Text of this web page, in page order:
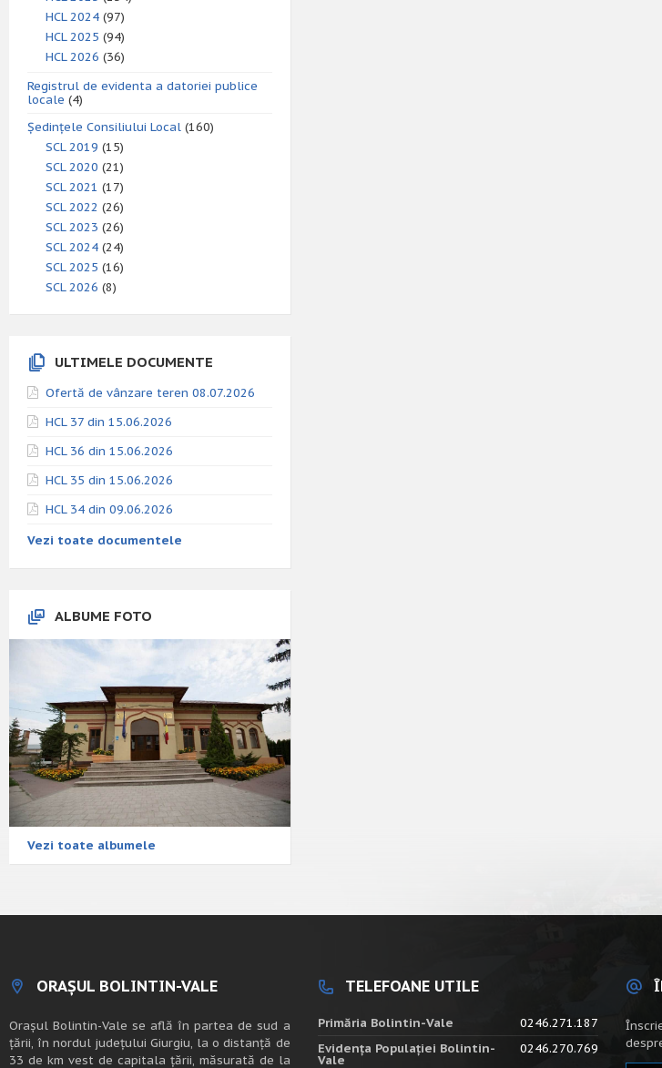
HCL 2024 (97)
HCL 2025 (94)
HCL 2026 (36)
Registrul de evidenta a datoriei publice
locale (4)
Ședințele Consiliului Local (160)
SCL 2019 (15)
SCL 2020 (21)
SCL 2021 (17)
SCL 2022 (26)
SCL 2023 (26)
SCL 2024 (24)
SCL 2025 (16)
SCL 2026 (8)
ULTIMELE DOCUMENTE
Ofertă de vânzare teren 08.07.2026
HCL 37 din 15.06.2026
HCL 36 din 15.06.2026
HCL 35 din 15.06.2026
HCL 34 din 09.06.2026
Vezi toate documentele
ALBUME FOTO
Vezi toate albumele
ORAȘUL BOLINTIN-VALE
Oraşul Bolintin-Vale se află în partea de sud a
ţării, în nordul judeţului Giurgiu, la o distanţă de
33 de km vest de capitala țării, măsurată de la
TELEFOANE UTILE
Primăria Bolintin-Vale
0246.271.187
Evidența Populației Bolintin-
Vale
0246.270.769